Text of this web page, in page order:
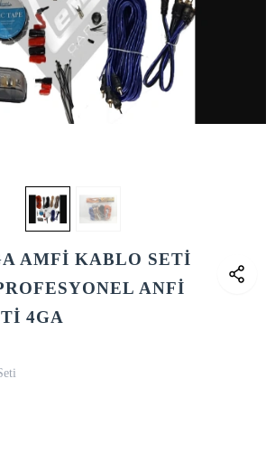
AMFİ KABLO SETİ
ANFİ
4GA